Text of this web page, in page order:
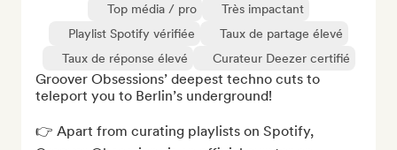
Top média / pro
Très impactant
Playlist Spotify vérifiée
Taux de partage élevé
Taux de réponse élevé
Curateur Deezer certifié
Groover Obsessions’ deepest techno cuts to
teleport you to Berlin’s underground!
👉 Apart from curating playlists on Spotify,